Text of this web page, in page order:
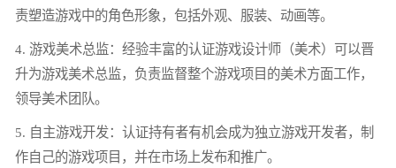
责塑造游戏中的角色形象，包括外观、服装、动画等。
4. 游戏美术总监：经验丰富的认证游戏设计师（美术）可以晋
升为游戏美术总监，负责监督整个游戏项目的美术方面工作，
领导美术团队。
5. 自主游戏开发：认证持有者有机会成为独立游戏开发者，制
作自己的游戏项目，并在市场上发布和推广。